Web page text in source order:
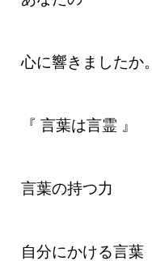
心に響きましたか。
『 言葉は言霊 』
言葉の持つ力
自分にかける言葉